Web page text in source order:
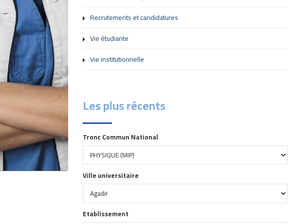
Recrutements et candidatures
Vie étudiante
Vie institutionnelle
Les plus récents
Tronc Commun National
Ville universitaire
Etablissement